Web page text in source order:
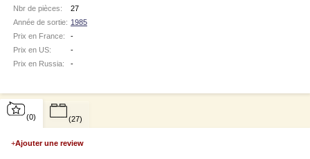
Nbr de pièces:
27
Année de sortie: 1985
Prix en France:
-
Prix en US:
-
Prix en Russia:
-
(0)
+Ajouter une review
(27)